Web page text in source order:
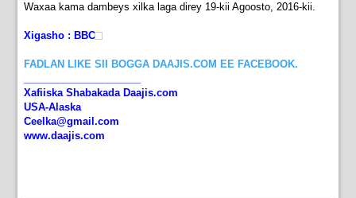
Waxaa kama dambeys xilka laga direy 19-kii Agoosto, 2016-kii.
Xigasho : BBC
FADLAN LIKE SII BOGGA DAAJIS.COM EE FACEBOOK.
Xafiiska Shabakada Daajis.com
USA-Alaska
Ceelka@gmail.com
www.daajis.com